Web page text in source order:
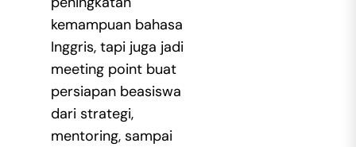
kemampuan bahasa
Inggris, tapi juga jadi
meeting point buat
persiapan beasiswa
dari strategi,
mentoring, sampai